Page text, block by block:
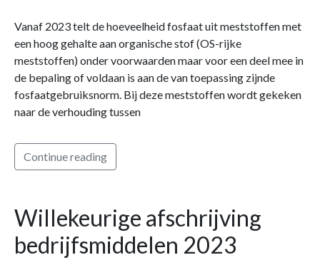
Vanaf 2023 telt de hoeveelheid fosfaat uit meststoffen met
een hoog gehalte aan organische stof (OS-rijke
meststoffen) onder voorwaarden maar voor een deel mee in
de bepaling of voldaan is aan de van toepassing zijnde
fosfaatgebruiksnorm. Bij deze meststoffen wordt gekeken
naar de verhouding tussen
Continue reading
Willekeurige afschrijving
bedrijfsmiddelen 2023